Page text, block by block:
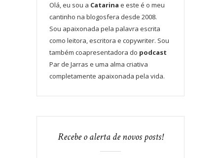
Olá, eu sou a Catarina e este é o meu
cantinho na blogosfera desde 2008.
Sou apaixonada pela palavra escrita
como leitora, escritora e copywriter. Sou
também coapresentadora do podcast
Par de Jarras e uma alma criativa
completamente apaixonada pela vida.
Recebe o alerta de novos posts!